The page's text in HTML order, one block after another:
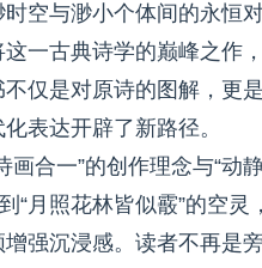
空与渺小个体间的永恒
这一古典诗学的巅峰之
仅是对原诗的图解，更
表达开辟了新路径。
画合一”的创作理念与“
“月照花林皆似霰”的空
增强沉浸感。读者不再